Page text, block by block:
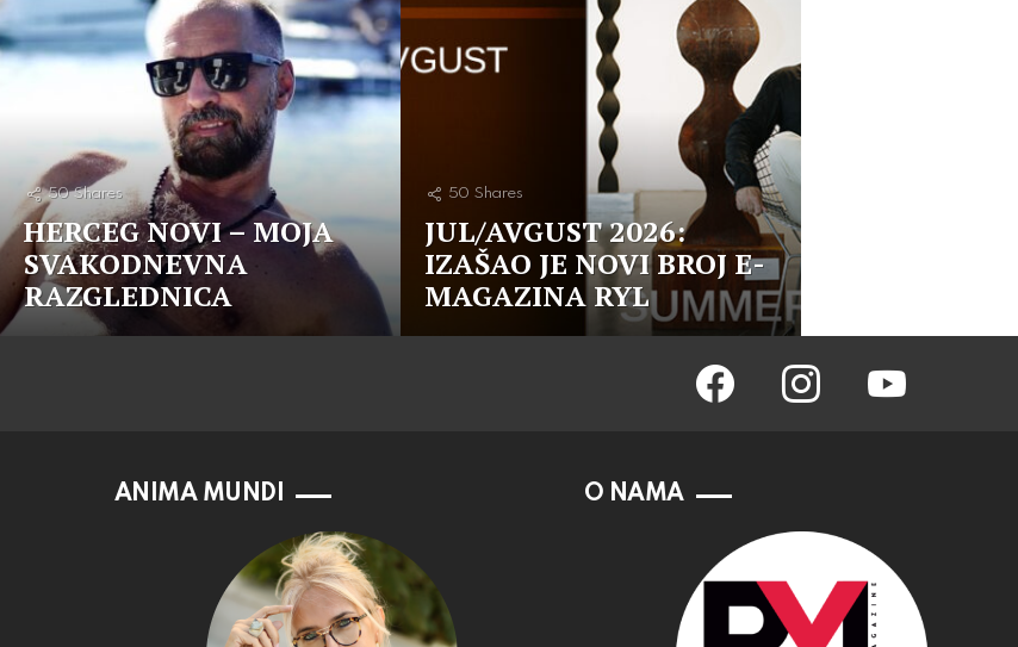
50 Shares
HERCEG NOVI – MOJA
SVAKODNEVNA
RAZGLEDNICA
50 Shares
JUL/AVGUST 2026:
IZAŠAO JE NOVI BROJ E-
MAGAZINA RYL
facebook instagram youtube
ANIMA MUNDI O NAMA